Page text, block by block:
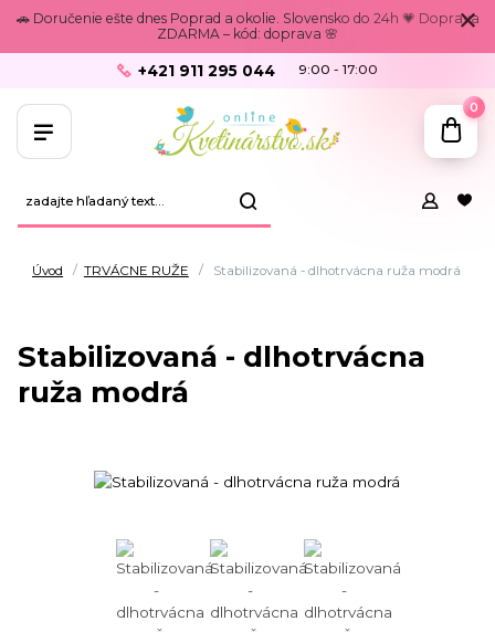
🚗 Doručenie ešte dnes Poprad a okolie. Slovensko do 24h 💗 Doprava
ZDARMA – kód: doprava 🌸
+421 911 295 044 9:00 - 17:00
0
Úvod TRVÁCNE RUŽE Stabilizovaná - dlhotrvácna ruža modrá
Stabilizovaná - dlhotrvácna
ruža modrá